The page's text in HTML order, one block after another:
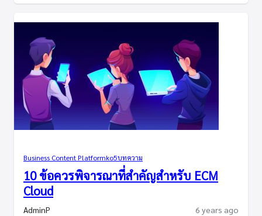
Business Content Platformko5บทความ
10 ข้อควรพิจารณาที่สำคัญสำหรับ ECM
Cloud
AdminP 6 years ago